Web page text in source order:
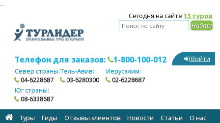
--
Сегодня на сайте 13 туров
Телефон для заказов: 1-800-100-012
Север страны:
04-6228687
Тель-Авив:
03-6280300
Иерусалим:
02-6228687
Юг страны:
08-6338687
Войти
Туры Гиды Отзывы клиентов Новости Статьи
О нас